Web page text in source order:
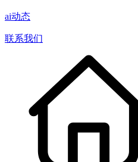
ai动态
联系我们